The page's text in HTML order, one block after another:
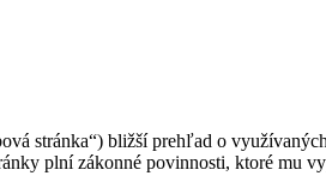
stránka“) bližší prehľad o
plní zákonné povinnosti, ktoré mu